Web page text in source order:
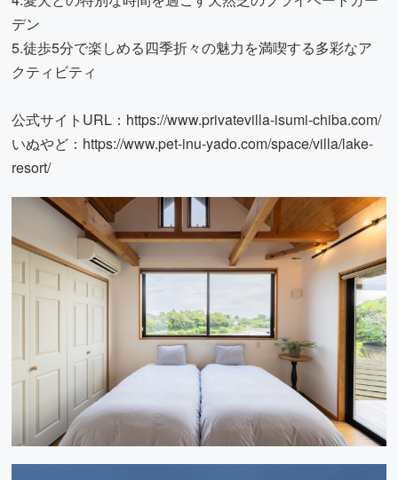
デン
5.徒歩5分で楽しめる四季折々の魅力を満喫する多彩なア
クティビティ
公式サイトURL： https://www.privatevilla-isumi-chiba.com/
いぬやど： https://www.pet-inu-yado.com/space/villa/lake-
resort/